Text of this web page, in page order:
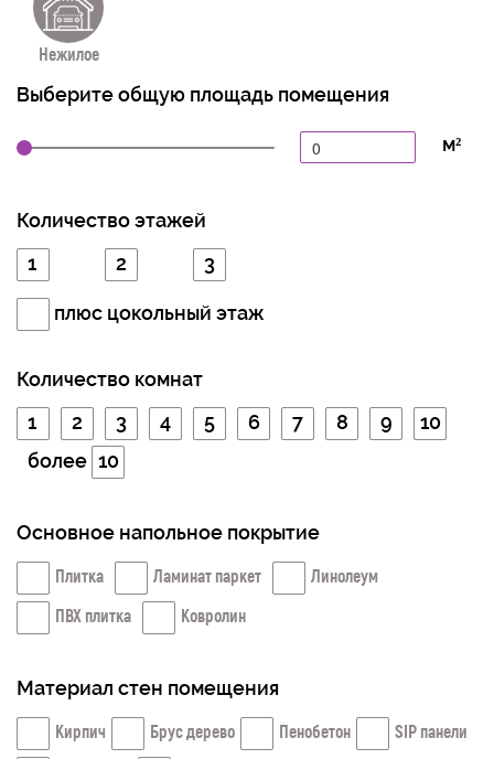
Нежилое
Выберите общую площадь помещения
м²
Количество этажей
1
2 3
плюс цокольный этаж
Количество комнат
1
2 3 4 5 6 7 8 9
10
более 10
Основное напольное покрытие
Плитка Ламинат паркет
Линолеум
ПВХ плитка
Ковролин
Материал стен помещения
Кирпич Брус дерево Пенобетон
SIP панели